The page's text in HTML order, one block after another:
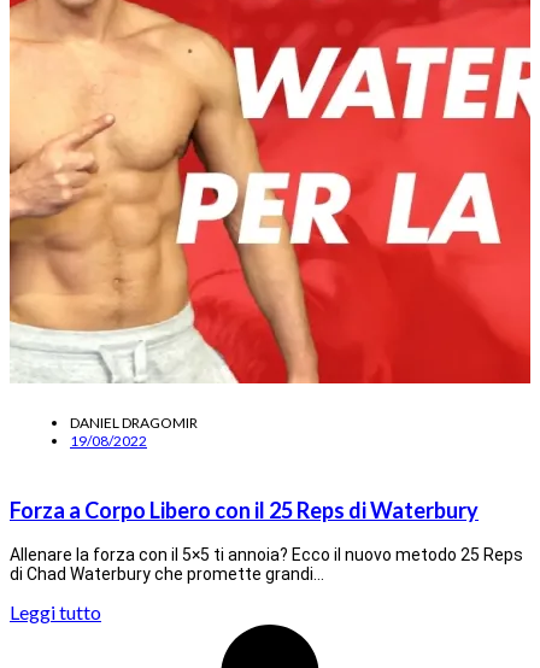
DANIEL DRAGOMIR
19/08/2022
Forza a Corpo Libero con il 25 Reps di Waterbury
Allenare la forza con il 5×5 ti annoia? Ecco il nuovo metodo 25 Reps
di Chad Waterbury che promette grandi…
Leggi tutto